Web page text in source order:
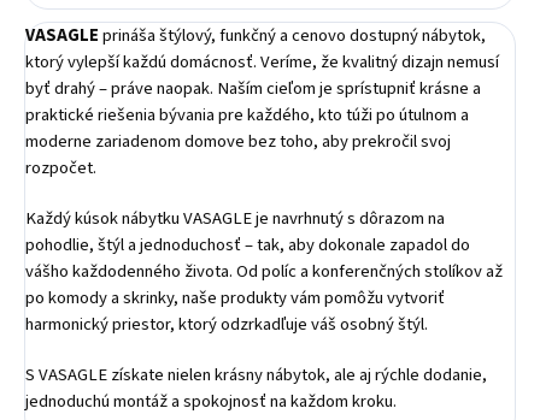
VASAGLEprináša štýlový, funkčný a cenovo dostupný nábytok,
ktorý vylepší každú domácnosť. Veríme, že kvalitný dizajn nemusí
byť drahý – práve naopak. Naším cieľom je sprístupniť krásne a
praktické riešenia bývania pre každého, kto túži po útulnom a
moderne zariadenom domove bez toho, aby prekročil svoj
rozpočet.
Každý kúsok nábytku VASAGLE je navrhnutý s dôrazom na
pohodlie, štýl a jednoduchosť – tak, aby dokonale zapadol do
vášho každodenného života. Od políc a konferenčných stolíkov až
po komody a skrinky, naše produkty vám pomôžu vytvoriť
harmonický priestor, ktorý odzrkadľuje váš osobný štýl.
S VASAGLE získate nielen krásny nábytok, ale aj rýchle dodanie,
jednoduchú montáž a spokojnosť na každom kroku.